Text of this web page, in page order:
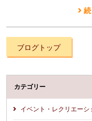
ブログトップ
カテゴリー
イベント・レクリエーシ